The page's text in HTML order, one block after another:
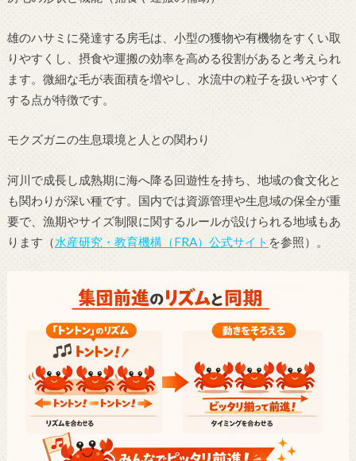
雄のハサミに発達する房毛は、小型の獲物や有機物をすくい取
りやすくし、摂食や運搬の効率を高める役割があると考えられ
ます。微細な毛が表面積を増やし、水流中の粒子を扱いやすく
する点が特徴です。
モクズガニの生息環境と人との関わり
河川で成長し成熟期に海へ降る回遊性を持ち、地域の食文化と
も関わりが深い種です。国内では資源管理や生息域の保全が重
要で、漁期やサイズ制限に関するルールが設けられる地域もあ
ります（水産研究・教育機構（FRA）公式サイト を参照）。